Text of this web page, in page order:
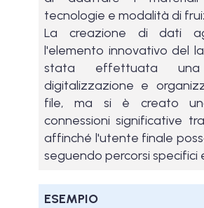
tecnologie e modalità di
La creazione di dati
l'elemento innovativo del
stata effettuata una
digitalizzazione e
file, ma si è creato
connessioni significative
affinché l'utente finale
seguendo percorsi specifici
ESEMPIO